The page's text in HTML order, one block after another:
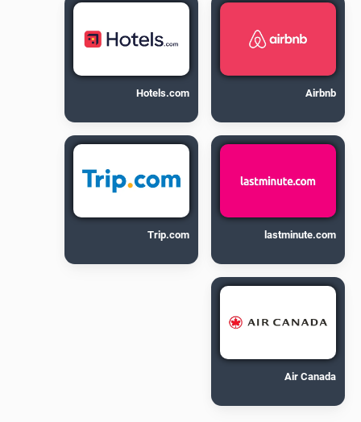
Airbnb
Hotels.com
lastminute.com
Trip.com
Air Canada